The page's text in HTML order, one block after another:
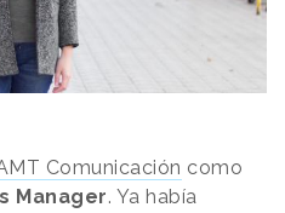
Comunicación como
Manager. Ya había